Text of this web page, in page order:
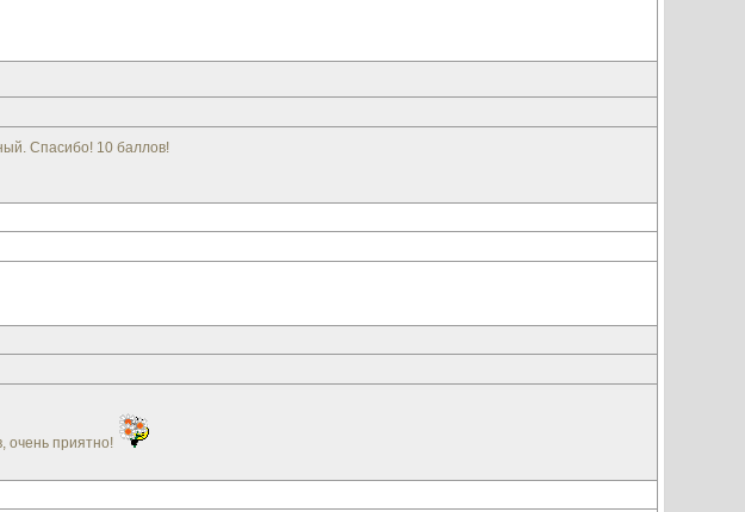
Спасибо! 10 баллов!
очень приятно!